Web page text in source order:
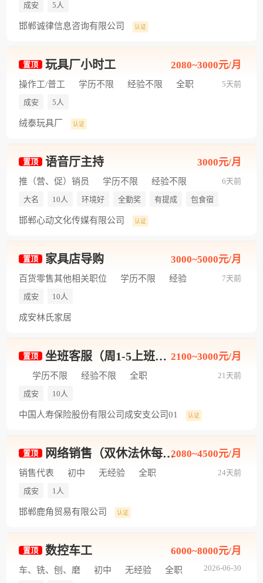
成安 5人
邯郸诚律信息咨询有限公司 认证
置顶 玩具厂小时工
5天前
2080~3000元/月
操作工/普工 学历不限 经验不限 全职
成安 5人
绒泰玩具厂 认证
置顶 语音厅主持
6天前
3000元/月
推（营、促）销员 学历不限
经验不限
全职
大名 10人 环境好 全勤奖 有提成 包食宿
邯郸心动文化传媒有限公司 认证
置顶 家具店导购
7天前
3000~5000元/月
百货零售其他相关职位 学历不限
经验
不限
全职
成安 10人
成安林氏家居
置顶 坐班客服（周1-5上班，每天5小时）
21天前
2100~3000元/月
学历不限 经验不限 全职
成安 10人
中国人寿保险股份有限公司成安支公司01 认证
置顶 网络销售（双休法休每天7个小时）
24天前
2080~4500元/月
销售代表 初中 无经验 全职
成安 1人
邯郸鹿角贸易有限公司 认证
置顶 数控车工
2026-06-30
6000~8000元/月
车、铣、刨、磨 初中 无经验 全职